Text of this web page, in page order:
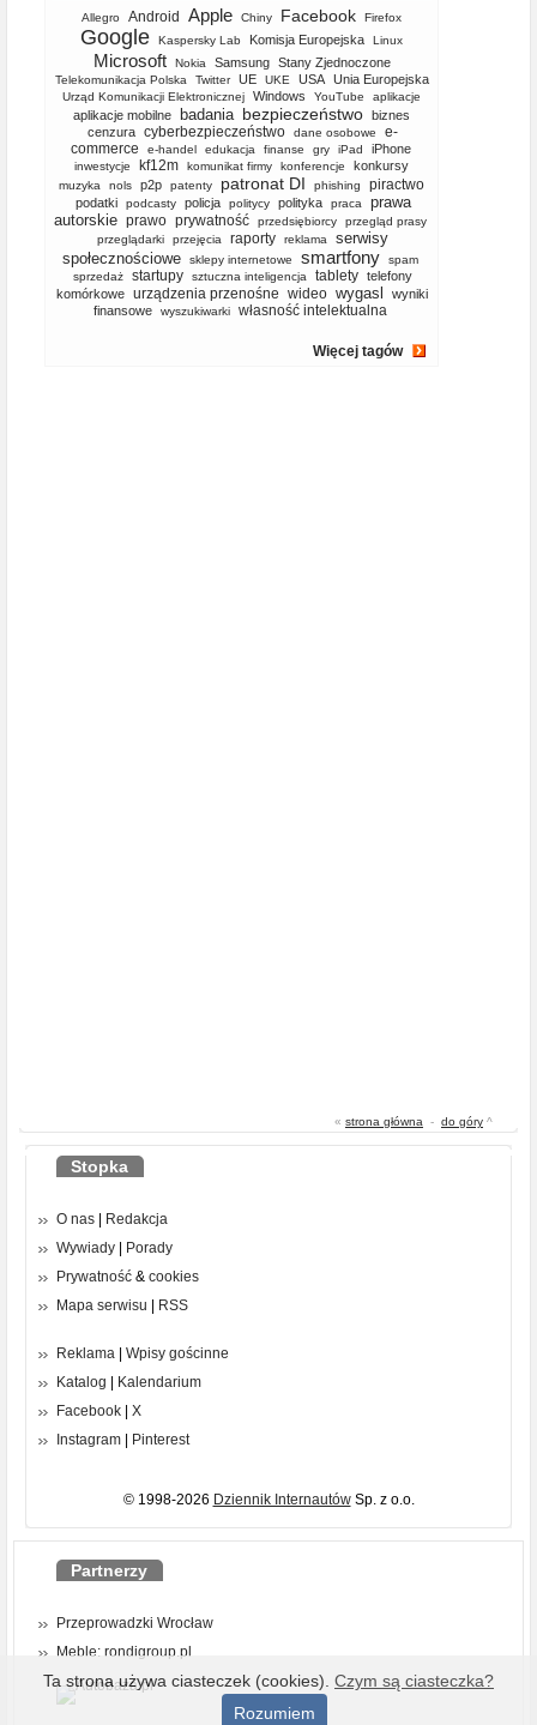
Allegro Android Apple Chiny Facebook Firefox
Google Kaspersky Lab Komisja Europejska Linux
Microsoft Nokia Samsung Stany Zjednoczone
Telekomunikacja Polska Twitter UE UKE USA Unia Europejska
Urząd Komunikacji Elektronicznej Windows YouTube aplikacje
aplikacje mobilne badania bezpieczeństwo biznes
cenzura cyberbezpieczeństwo dane osobowe
e-
commerce
e-handel edukacja finanse gry iPad iPhone
inwestycje kf12m komunikat firmy konferencje konkursy
muzyka nols p2p patenty patronat DI phishing piractwo
podatki podcasty policja politycy polityka praca
prawa
autorskie prawo prywatność przedsiębiorcy
przegląd prasy
przeglądarki
przejęcia raporty reklama
serwisy
społecznościowe
sklepy internetowe smartfony
spam
sprzedaż
startupy sztuczna inteligencja tablety telefony
komórkowe
urządzenia przenośne wideo wygasl
wyniki
finansowe
wyszukiwarki własność intelektualna
Więcej tagów
« strona główna - do góry ^
Stopka
O nas
Redakcja
Wywiady
Porady
Prywatność & cookies
Mapa serwisu
RSS
Reklama
Wpisy gościnne
Katalog
Kalendarium
Facebook
X
Instagram
Pinterest
© 1998-2026 Dziennik InternautówSp. z o.o.
Partnerzy
Przeprowadzki Wrocław
Meble: rondigroup.pl
Ta strona używa ciasteczek (cookies). Czym są ciasteczka?
Rozumiem